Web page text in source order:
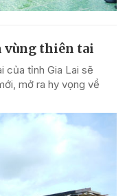
vùng thiên tai
của tỉnh Gia Lai sẽ
mở ra hy vọng về